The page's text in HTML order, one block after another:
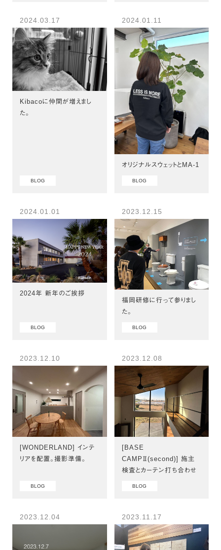
2024.03.17
Kibacoに仲間が増えまし
た。
BLOG
2024.01.11
オリジナルスウェットとMA-1
BLOG
2024.01.01
2024年 新年のご挨拶
BLOG
2023.12.15
福岡研修に行って参りまし
た。
BLOG
2023.12.10
[WONDERLAND] インテ
リアを配置。撮影準備。
BLOG
2023.12.08
[BASE
CAMPⅡ(second)] 施主
検査とカーテン打ち合わせ
BLOG
2023.12.04 2023.11.17